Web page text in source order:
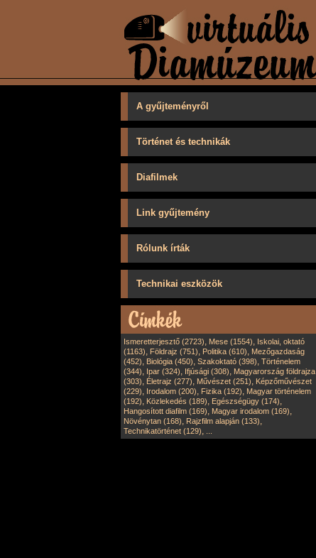
A gyűjteményről
Történet és technikák
Diafilmek
Link gyűjtemény
Rólunk írták
Technikai eszközök
Ismeretterjesztő (2723), Mese (1554), Iskolai, oktató
(1163), Földrajz (751), Politika (610), Mezőgazdaság
(452), Biológia (450), Szakoktató (398), Történelem
(344), Ipar (324), Ifjúsági (308), Magyarország földrajza
(303), Életrajz (277), Művészet (251), Képzőművészet
(229), Irodalom (200), Fizika (192), Magyar történelem
(192), Közlekedés (189), Egészségügy (174),
Hangosított diafilm (169), Magyar irodalom (169),
Növénytan (168), Rajzfilm alapján (133),
Technikatörténet (129),